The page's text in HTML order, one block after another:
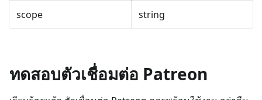
scope string
ทดสอบตัวเชื่อมต่อ Patreon